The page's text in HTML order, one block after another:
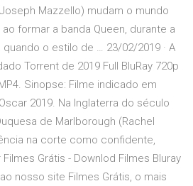
Mazzello) mudam o mundo
formar a banda Queen, durante a
o estilo de … 23/02/2019 · A
Torrent de 2019 Full BluRay 720p
Sinopse: Filme indicado em
2019. Na Inglaterra do século
de Marlborough (Rachel
na corte como confidente,
Grátis - Downlod Filmes Bluray
nosso site Filmes Grátis, o mais